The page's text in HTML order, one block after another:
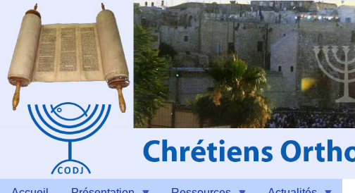
Aller au contenu principal